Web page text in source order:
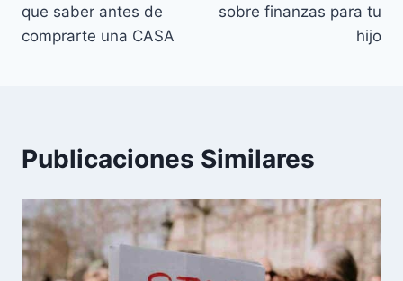
entradas
que saber antes de
comprarte una CASA
sobre finanzas para tu
hijo
Publicaciones Similares